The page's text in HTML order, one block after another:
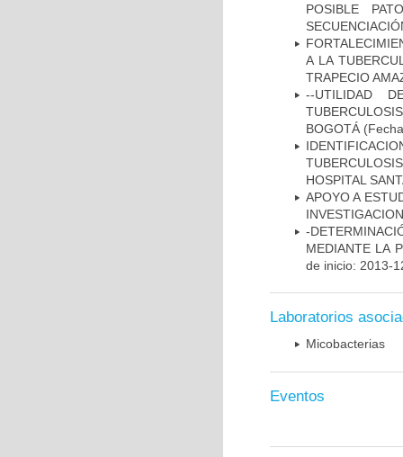
POSIBLE
A LA
TRAPECIO
--UTILIDAD
BOGOTÁ
HOSPITAL
APOYO A
-
MEDIANTE LA
de inicio: 2013-
Laboratorios
Micobacterias
Eventos